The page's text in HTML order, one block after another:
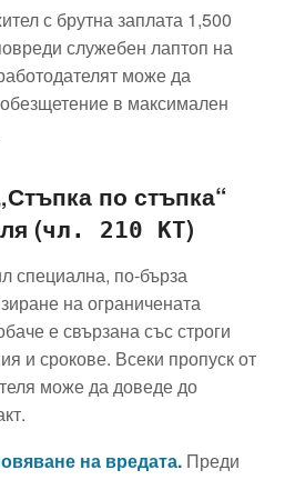
с брутна заплата 1,500
служебен лаптоп на
може да
в максимален
по стъпка“
(чл. 210 КТ)
специална, по-бърза
на ограничената
е свързана със строги
и срокове. Всеки пропуск от
може да доведе до
на вредата.Преди